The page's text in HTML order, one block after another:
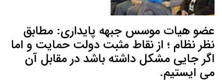
عضو هیات موسس جبهه پایداری: مطابق
نظر نظام ؛ از نقاط مثبت دولت حمایت و اما
اگر جایی مشکل داشته باشد در مقابل آن
می ایستیم.